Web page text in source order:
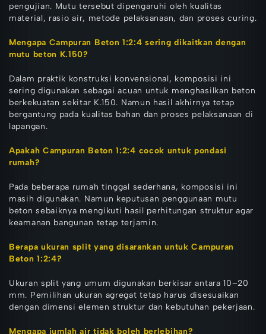
pengujian. Mutu tersebut dipengaruhi oleh kualitas
material, rasio air, metode pelaksanaan, dan proses curing.
Mengapa Campuran Beton 1:2:4 sering dikaitkan dengan
mutu beton K.150?
Dalam praktik konstruksi konvensional, komposisi ini
sering digunakan sebagai acuan untuk menghasilkan beton
berkekuatan sekitar K.150. Namun hasil akhirnya tetap
bergantung pada kualitas bahan dan proses pelaksanaan di
lapangan.
Apakah Campuran Beton 1:2:4 cocok untuk pondasi
rumah?
Pada beberapa rumah tinggal sederhana, komposisi ini
masih digunakan. Namun keputusan penggunaan mutu
beton sebaiknya mengikuti hasil perhitungan struktur agar
keamanan bangunan tetap terjamin.
Berapa ukuran split yang disarankan untuk Campuran
Beton 1:2:4?
Ukuran split yang umum digunakan berkisar antara 10–20
mm. Pemilihan ukuran agregat tetap harus disesuaikan
dengan dimensi elemen struktur dan kebutuhan pekerjaan.
Mengapa jumlah air tidak boleh berlebihan?